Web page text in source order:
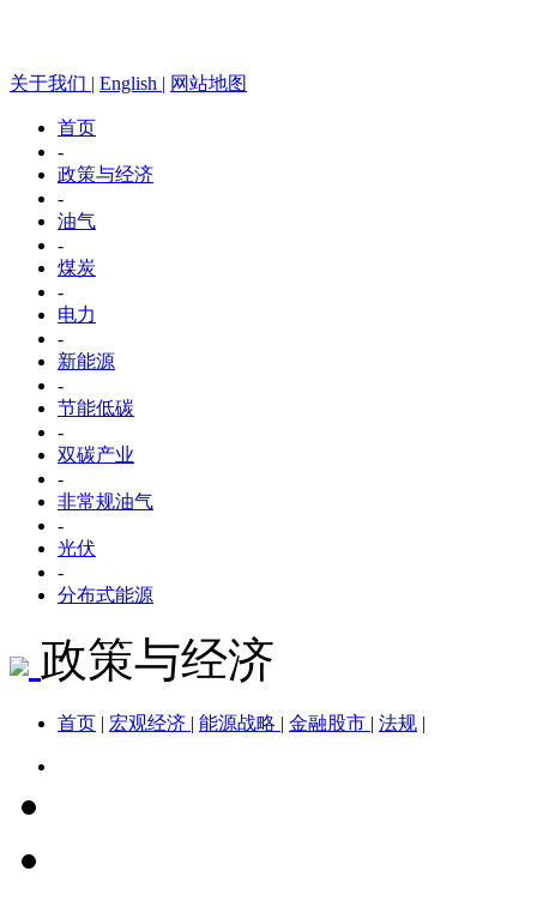
关于我们 | English | 网站地图
首页
-
政策与经济
-
油气
-
煤炭
-
电力
-
新能源
-
节能低碳
-
双碳产业
-
非常规油气
-
光伏
-
分布式能源
政策与经济
首页 | 宏观经济 | 能源战略 | 金融股市 | 法规 |